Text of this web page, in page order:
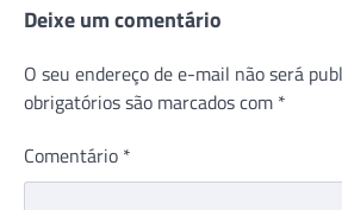
Deixe um comentário
O seu endereço de e-mail não será
obrigatórios são marcados com *
Comentário *